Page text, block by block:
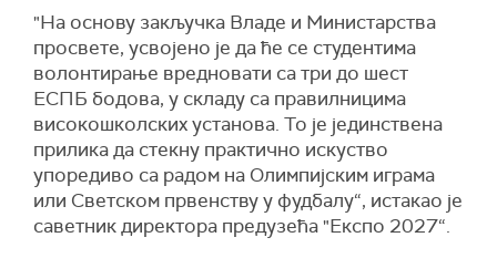
"На основу закључка Владе и Министарства
просвете, усвојено је да ће се студентима
волонтирање вредновати са три до шест
ЕСПБ бодова, у складу са правилницима
високошколских установа. То је јединствена
прилика да стекну практично искуство
упоредиво са радом на Олимпијским играма
или Светском првенству у фудбалу“, истакао је
саветник директора предузећа "Експо 2027“.